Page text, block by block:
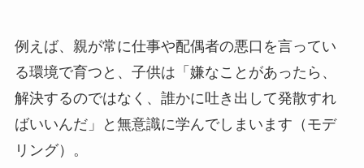
例えば、親が常に仕事や配偶者の悪口を言ってい
る環境で育つと、子供は「嫌なことがあったら、
解決するのではなく、誰かに吐き出して発散すれ
ばいいんだ」と無意識に学んでしまいます（モデ
リング）。